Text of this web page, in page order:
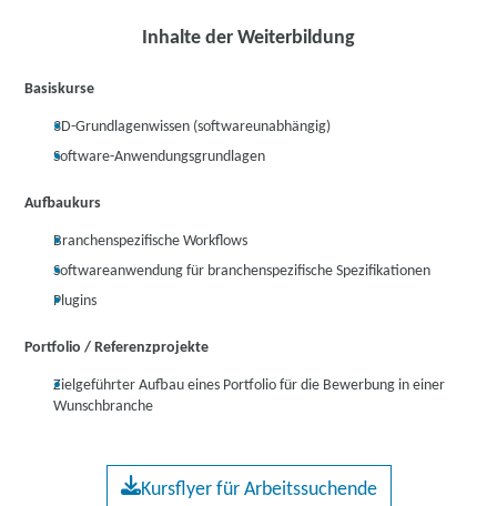
Inhalte der Weiterbildung
Basiskurse
3D-Grundlagenwissen (softwareunabhängig)
Software-Anwendungsgrundlagen
Aufbaukurs
Branchenspezifische Workflows
Softwareanwendung für branchenspezifische Spezifikationen
Plugins
Portfolio / Referenzprojekte
Zielgeführter Aufbau eines Portfolio für die Bewerbung in einer
Wunschbranche
Kursflyer für Arbeitssuchende